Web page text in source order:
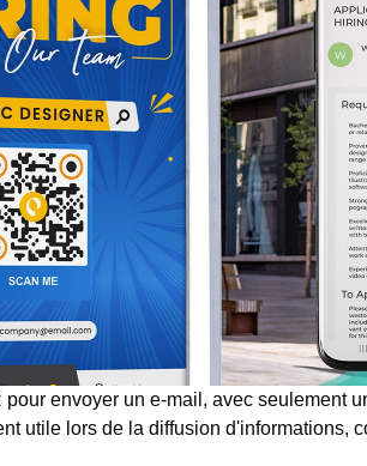
envoyer un e-mail, avec seulement
utile lors de la diffusion d'informations,